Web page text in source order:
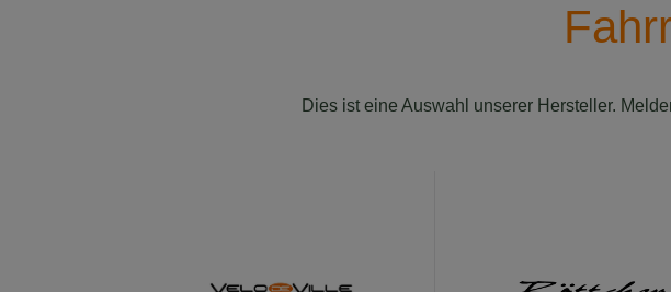
Dies ist eine Auswahl unserer Hersteller.